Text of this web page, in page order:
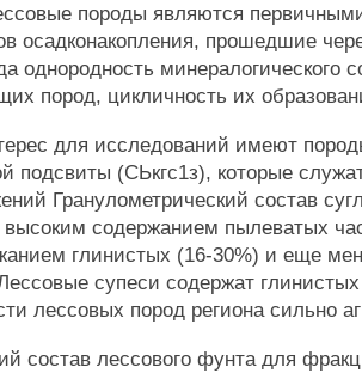
породы являются
осадконакопления, прошедшие
однородность минералогического
пород, цикличность их
для исследований имеют
подсвиты (СЬкгс1з), которые
Гранулометрический состав
высоким содержанием пылеватых
глинистых (16-30%) и еще
супеси содержат
лессовых пород региона сильно
состав лессового фунта для